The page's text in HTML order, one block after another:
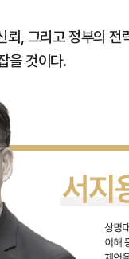
, 그리고 정부의
을 것이다.